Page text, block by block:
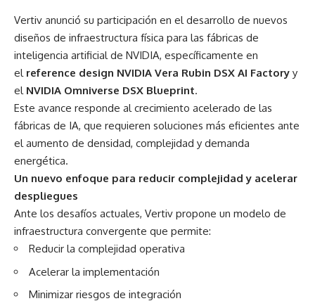
Vertiv anunció su participación en el desarrollo de nuevos
diseños de infraestructura física para las fábricas de
inteligencia artificial de NVIDIA, específicamente en
el reference design NVIDIA Vera Rubin DSX AI Factory y
el NVIDIA Omniverse DSX Blueprint.
Este avance responde al crecimiento acelerado de las
fábricas de IA, que requieren soluciones más eficientes ante
el aumento de densidad, complejidad y demanda
energética.
Un nuevo enfoque para reducir complejidad y acelerar
despliegues
Ante los desafíos actuales, Vertiv propone un modelo de
infraestructura convergente que permite:
Reducir la complejidad operativa
Acelerar la implementación
Minimizar riesgos de integración